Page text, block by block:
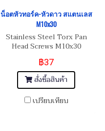
น็อตหัวทอร์ค-หัวดาว สแตนเลส
M10x30
Stainless Steel Torx Pan
Head Screws M10x30
฿37
สั่งซื้อสินค้า
เปรียบเทียบ